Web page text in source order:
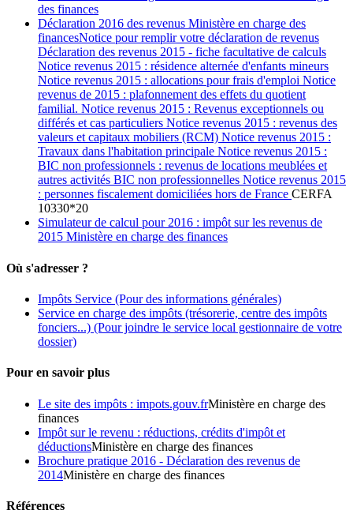
des finances
Déclaration 2016 des revenus Ministère en charge des
financesNotice pour remplir votre déclaration de revenus
Déclaration des revenus 2015 - fiche facultative de calculs
Notice revenus 2015 : résidence alternée d'enfants mineurs
Notice revenus 2015 : allocations pour frais d'emploi Notice
revenus de 2015 : plafonnement des effets du quotient
familial. Notice revenus 2015 : Revenus exceptionnels ou
différés et cas particuliers Notice revenus 2015 : revenus des
valeurs et capitaux mobiliers (RCM) Notice revenus 2015 :
Travaux dans l'habitation principale Notice revenus 2015 :
BIC non professionnels : revenus de locations meublées et
autres activités BIC non professionnelles Notice revenus 2015
: personnes fiscalement domiciliées hors de France CERFA
10330*20
Simulateur de calcul pour 2016 : impôt sur les revenus de
2015 Ministère en charge des finances
Où s'adresser ?
Impôts Service (Pour des informations générales)
Service en charge des impôts (trésorerie, centre des impôts
fonciers...) (Pour joindre le service local gestionnaire de votre
dossier)
Pour en savoir plus
Le site des impôts : impots.gouv.frMinistère en charge des
finances
Impôt sur le revenu : réductions, crédits d'impôt et
déductionsMinistère en charge des finances
Brochure pratique 2016 - Déclaration des revenus de
2014Ministère en charge des finances
Références